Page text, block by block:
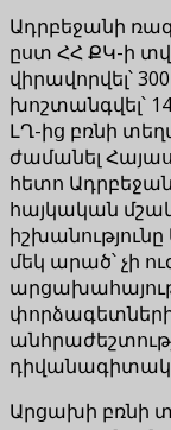
Ադրբեջանի
ըստ ՀՀ ՔԿ-ի
վիրավորվել՝
խոշտանգվել՝
ԼՂ-ից բռնի
ժամանել
հետո
հայկական
մեկ արած՝ չի
փորձագետների
Արցախի բռնի